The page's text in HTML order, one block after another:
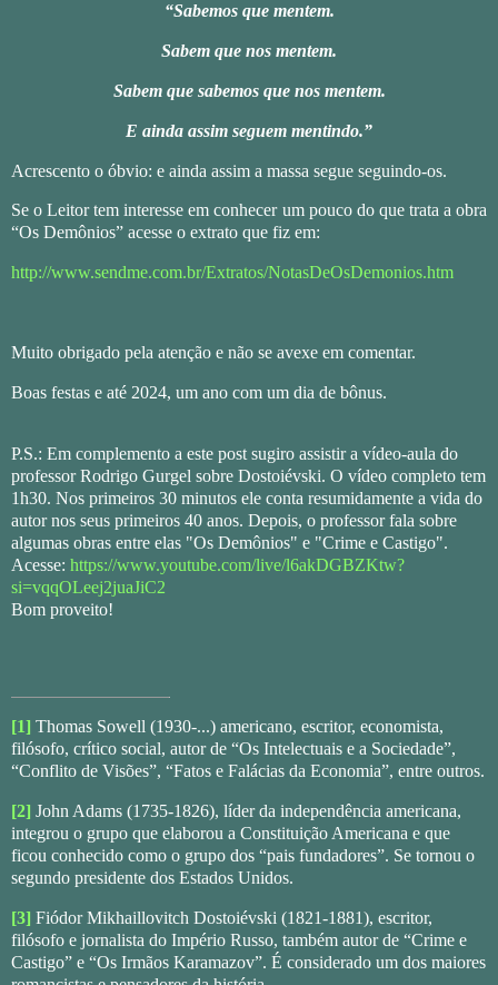
“Sabemos que mentem.
Sabem que nos mentem.
Sabem que sabemos que nos mentem.
E ainda assim seguem mentindo.”
Acrescento o óbvio: e ainda assim a massa segue seguindo-os.
Se o Leitor tem interesse em conhecer um pouco do que trata a obra
“Os Demônios” acesse o extrato que fiz em:
http://www.sendme.com.br/Extratos/NotasDeOsDemonios.htm
Muito obrigado pela atenção e não se avexe em comentar.
Boas festas e até 2024, um ano com um dia de bônus.
P.S.: Em complemento a este post sugiro assistir a vídeo-aula do
professor Rodrigo Gurgel sobre Dostoiévski. O vídeo completo tem
1h30. Nos primeiros 30 minutos ele conta resumidamente a vida do
autor nos seus primeiros 40 anos. Depois, o professor fala sobre
algumas obras entre elas "Os Demônios" e "Crime e Castigo".
Acesse: https://www.youtube.com/live/l6akDGBZKtw?
si=vqqOLeej2juaJiC2
Bom proveito!
[1] Thomas Sowell (1930-...) americano, escritor, economista,
filósofo, crítico social, autor de “Os Intelectuais e a Sociedade”,
“Conflito de Visões”, “Fatos e Falácias da Economia”, entre outros.
[2] John Adams (1735-1826), líder da independência americana,
integrou o grupo que elaborou a Constituição Americana e que
ficou conhecido como o grupo dos “pais fundadores”. Se tornou o
segundo presidente dos Estados Unidos.
[3] Fiódor Mikhaillovitch Dostoiévski (1821-1881), escritor,
filósofo e jornalista do Império Russo, também autor de “Crime e
Castigo” e “Os Irmãos Karamazov”. É considerado um dos maiores